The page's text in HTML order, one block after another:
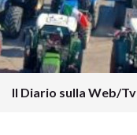
Il Diario sulla Web/Tv